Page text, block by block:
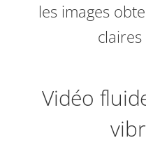
les images
Vidéo